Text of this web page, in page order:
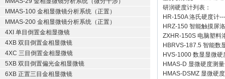
MMAS-100 金相显微镜分析系统（正置）
MMAS-200 金相显微镜分析系统（正置）
4XI 单目倒置金相显微镜
4XB 双目倒置金相显微镜
4XC 三目倒置金相显微镜
5XB 双目倒置偏光金相显微镜
6XB 正置三目金相显微镜
研润硬度计列表：
HR-150A 洛氏硬度计
HRZ-150 智能触摸屏
ZXHR-150S 电脑塑料
HBRVS-187.5 智能数
HVS-1000 数显显微硬
HMAS-D 显微硬度测
HMAS-DSMZ 显微硬